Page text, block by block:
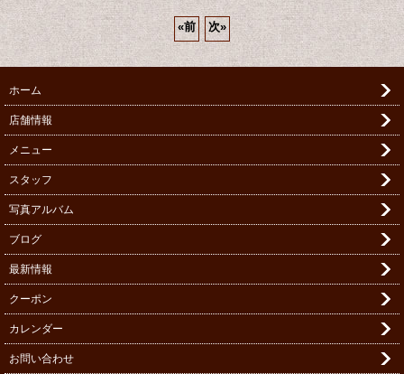
«前 次»
ホーム
店舗情報
メニュー
スタッフ
写真アルバム
ブログ
最新情報
クーポン
カレンダー
お問い合わせ